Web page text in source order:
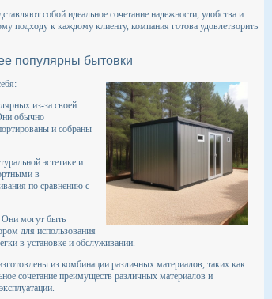
собой идеальное сочетание надежности, удобства и
подходу к каждому клиенту, компания готова удовлетворить
популярны бытовки
из-за своей
обычно
и собраны
эстетике и
в
по сравнению с
Они могут быть
для использования
в установке и обслуживании.
из комбинации различных материалов, таких как
сочетание преимуществ различных материалов и